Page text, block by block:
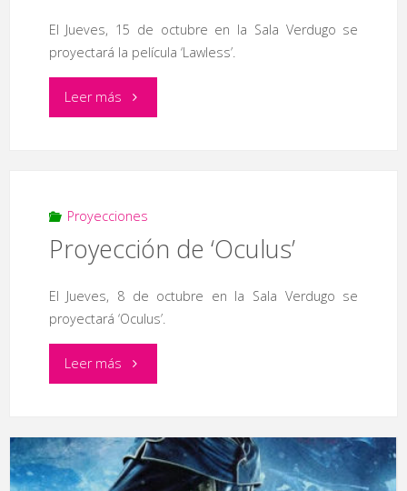
El Jueves, 15 de octubre en la Sala Verdugo se
proyectará la película ‘Lawless’.
Leer más"Proyección
Proyecciones
Proyección de ‘Oculus’
El Jueves, 8 de octubre en la Sala Verdugo se
proyectará ‘Oculus’.
Leer más"Proyección
‘Oculus’"